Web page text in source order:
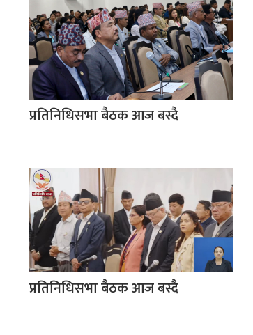
प्रतिनिधिसभा बैठक आज बस्दै
प्रतिनिधिसभा बैठक आज बस्दै